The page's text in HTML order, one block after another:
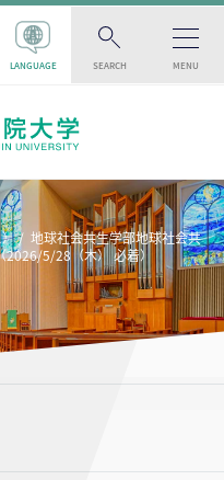
LANGUAGE SEARCH MENU
地球社会共生学部地球社会共
5/28（木） 必着）